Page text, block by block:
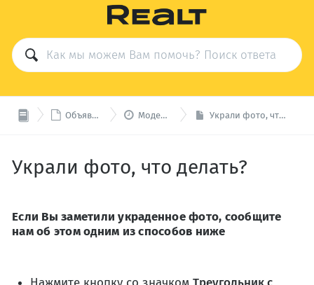
 Объявление  Модерация Украли фото, что делать?
Украли фото, что делать?
Если Вы заметили украденное фото, сообщите
нам об этом одним из способов ниже